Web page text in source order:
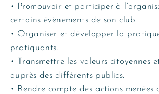
• Promouvoir et participer à
certains évènements de son club.
• Organiser et développer la
pratiquants.
• Transmettre les valeurs citoyennes
auprès des différents publics.
• Rendre compte des actions menées